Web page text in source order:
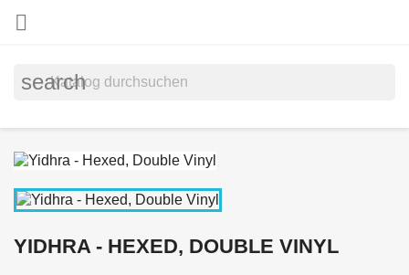

search
YIDHRA - HEXED, DOUBLE VINYL